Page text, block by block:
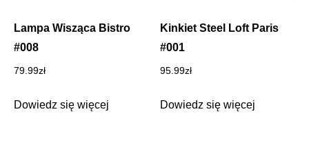
Lampa Wisząca Bistro
#008
79.99zł
Dowiedz się więcej
Kinkiet Steel Loft Paris
#001
95.99zł
Dowiedz się więcej